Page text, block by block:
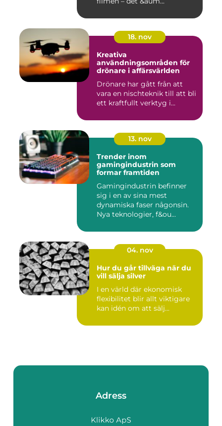
18. nov
Kreativa
användningsområden för
drönare i affärsvärlden
Drönare har gått från att
vara en nischteknik till att bli
ett kraftfullt verktyg i...
13. nov
Trender inom
gamingindustrin som
formar framtiden
Gamingindustrin befinner
sig i en av sina mest
dynamiska faser någonsin.
Nya teknologier, f&ou...
04. nov
Hur du går tillväga när du
vill sälja silver
I en värld där ekonomisk
flexibilitet blir allt viktigare
kan idén om att sälj...
Adress